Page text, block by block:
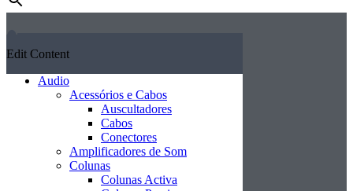
Edit Content
Audio
Acessórios e Cabos
Auscultadores
Cabos
Conectores
Amplificadores de Som
Colunas
Colunas Activa